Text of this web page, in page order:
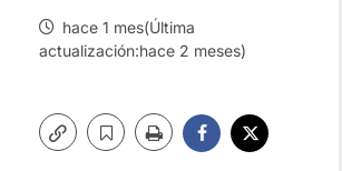
hace 1 mes(Última
actualización:hace 2 meses)